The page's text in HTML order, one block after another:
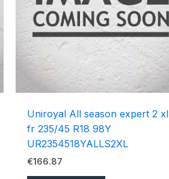
Uniroyal All season expert 2 xl
fr 235/45 R18 98Y
UR2354518YALLS2XL
€166.87